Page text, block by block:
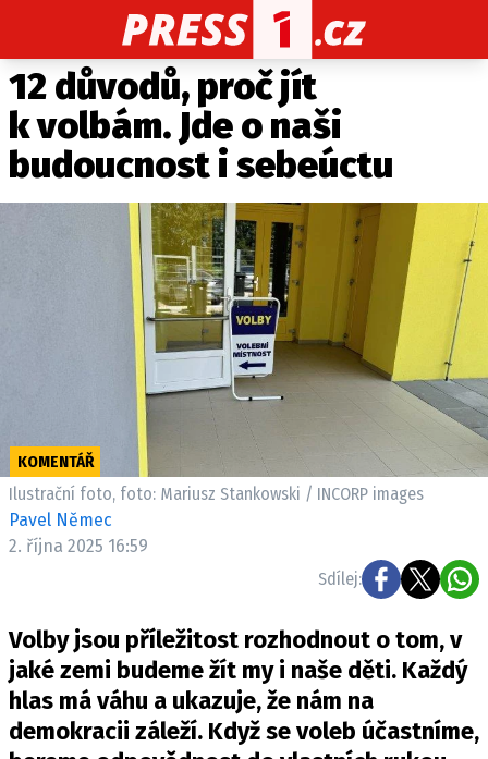
CELEBRITY NOVINKY SPORT
Máte příběh, fotku nebo video?
Pošlete e-mail na PRESS1.cz
O NÁS
O REDAKCI
KONTAKT
VYDAVATEL
12 důvodů, proč jít
k volbám. Jde o naši
budoucnost i sebeúctu
KOMENTÁŘ
Ilustrační foto, foto: Mariusz Stankowski / INCORP images
Pavel Němec
2. října 2025 16:59
Sdílej:
Volby jsou příležitost rozhodnout o tom, v
jaké zemi budeme žít my i naše děti. Každý
hlas má váhu a ukazuje, že nám na
demokracii záleží. Když se voleb účastníme,